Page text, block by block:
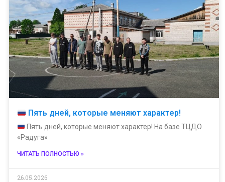
Пять дней, которые меняют характер!
Пять дней, которые меняют характер! На базе ТЦДО
«Радуга»
ЧИТАТЬ ПОЛНОСТЬЮ »
26.05.2026